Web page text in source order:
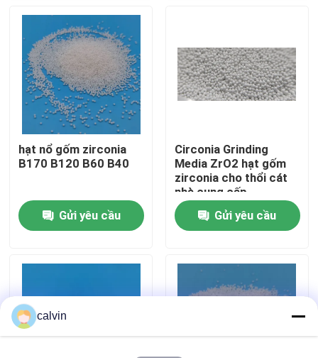
Về chúng tôi
Tham quan nhà máy
Kiểm soát chất lượng
Liên hệ chúng tôi
Yêu cầu báo giá
Phương tiện nổ gốm
nổ hạt gốm
hạt nổ gốm zirconia
B170 B120 B60 B40
Gửi yêu cầu
Circonia Grinding
Media ZrO2 hạt gốm
zirconia cho thổi cát
nhà cung cấp
Gửi yêu cầu
calvin